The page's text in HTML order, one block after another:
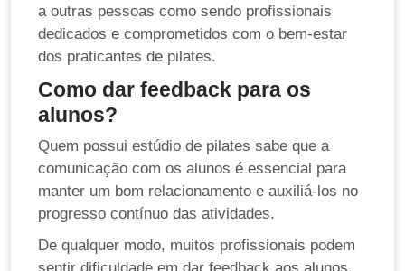
a outras pessoas como sendo profissionais
dedicados e comprometidos com o bem-estar
dos praticantes de pilates.
Como dar feedback para os
alunos?
Quem possui estúdio de pilates sabe que a
comunicação com os alunos é essencial para
manter um bom relacionamento e auxiliá-los no
progresso contínuo das atividades.
De qualquer modo, muitos profissionais podem